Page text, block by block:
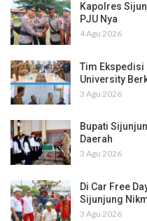
Kapolres
PJU Nya
4 Agu 2026
Tim Ekspedisi
University
3 Agu 2026
Bupati
Daerah
3 Agu 2026
Di Car Free
Sijunjung
3 Agu 2026